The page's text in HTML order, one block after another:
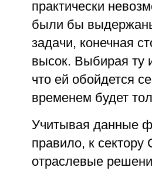
практически
были бы
задачи, конечная
высок. Выбирая ту
что ей обойдется
временем будет
Учитывая данные
правило, к
отраслевые